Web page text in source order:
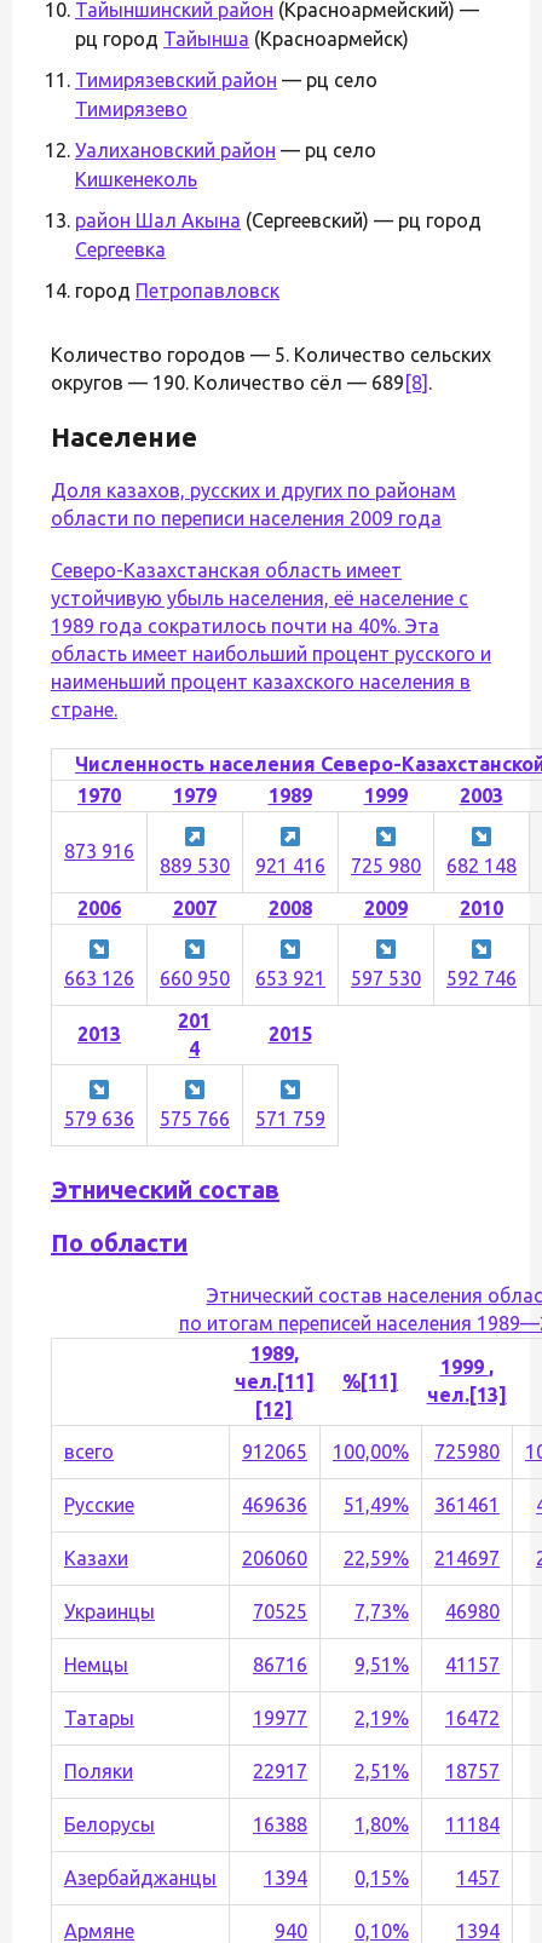
Тайыншинский район (Красноармейский) —
рц город Тайынша (Красноармейск)
Тимирязевский район — рц село
Тимирязево
Уалихановский район — рц село
Кишкенеколь
район Шал Акына (Сергеевский) — рц город
Сергеевка
город Петропавловск
Количество городов — 5. Количество сельских
округов — 190. Количество сёл — 689 [8] .
Население
Доля казахов, русских и других по районам
области по переписи населения 2009 года
Северо-Казахстанская область имеет
устойчивую убыль населения, её население с
1989 года сократилось почти на 40%. Эта
область имеет наибольший процент русского и
наименьший процент казахского населения в
стране.
Численность населения Северо-
1970
1979 1989 1999 2003
873 916
889 530 921 416 725 980
682 148
2006
2007 2008 2009 2010
663 126 660 950 653 921 597 530 592 746
2013
201
4
2015
579 636 575 766 571 759
Этнический состав
По области
Этнический состав населения
по итогам переписей населения
1989,
чел.[11]
[12]
%[11]
1999 ,
чел.[13]
всего 912065 100,00% 725980
Русские 469636 51,49% 361461
Казахи 206060 22,59% 214697
Украинцы 70525 7,73% 46980
Немцы 86716 9,51% 41157
Татары 19977 2,19% 16472
Поляки 22917 2,51% 18757
Белорусы 16388 1,80% 11184
Азербайджанцы 1394 0,15% 1457
Армяне 940 0,10% 1394